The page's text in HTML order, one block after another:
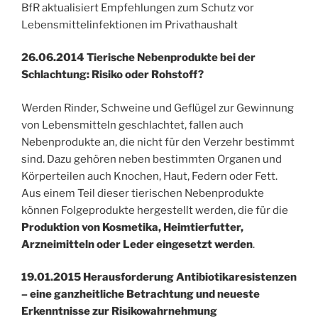
BfR aktualisiert Empfehlungen zum Schutz vor
Lebensmittelinfektionen im Privathaushalt
26.06.2014 Tierische Nebenprodukte bei der
Schlachtung: Risiko oder Rohstoff?
Werden Rinder, Schweine und Geflügel zur Gewinnung
von Lebensmitteln geschlachtet, fallen auch
Nebenprodukte an, die nicht für den Verzehr bestimmt
sind. Dazu gehören neben bestimmten Organen und
Körperteilen auch Knochen, Haut, Federn oder Fett.
Aus einem Teil dieser tierischen Nebenprodukte
können Folgeprodukte hergestellt werden, die für die
Produktion von Kosmetika, Heimtierfutter,
Arzneimitteln oder Leder eingesetzt werden.
19.01.2015 Herausforderung Antibiotikaresistenzen
– eine ganzheitliche Betrachtung und neueste
Erkenntnisse zur Risikowahrnehmung